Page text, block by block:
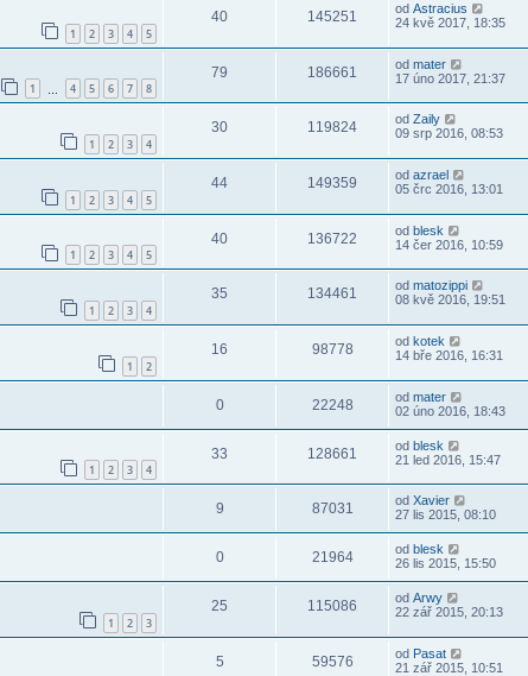
1 2 3 4 5
40 145251 od Astracius
24 kvě 2017, 18:35
1 4 5 6 7 8
79 186661 od mater
17 úno 2017, 21:37
1 2 3 4
30 119824 od Zaily
09 srp 2016, 08:53
1 2 3 4 5
44 149359 od azrael
05 črc 2016, 13:01
1 2 3 4 5
40 136722 od blesk
14 čer 2016, 10:59
1 2 3 4
35 134461 od matozippi
08 kvě 2016, 19:51
1 2
16 98778 od kotek
14 bře 2016, 16:31
0 22248 od mater
02 úno 2016, 18:43
1 2 3 4
33 128661 od blesk
21 led 2016, 15:47
9 87031 od Xavier
27 lis 2015, 08:10
0 21964 od blesk
26 lis 2015, 15:50
1 2 3
25 115086 od Arwy
22 zář 2015, 20:13
5 59576 od Pasat
21 zář 2015, 10:51